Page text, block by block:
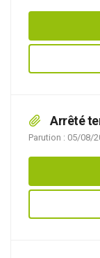
Arrêté
mesures de
dans le
Parution : 05/08/